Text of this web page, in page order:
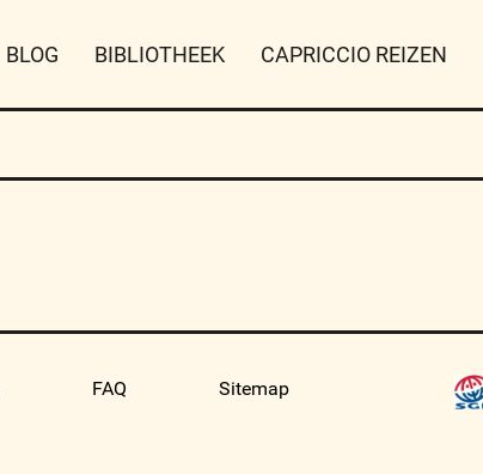
BLOG BIBLIOTHEEK CAPRICCIO REIZEN
FAQ Sitemap